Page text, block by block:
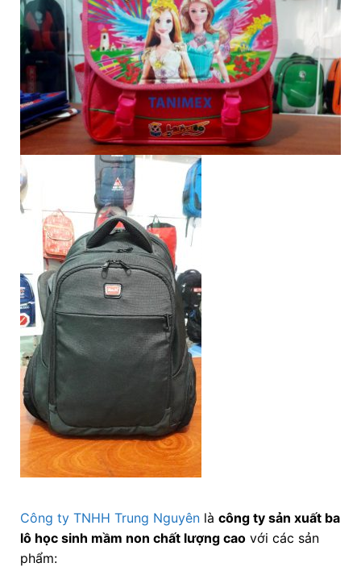
Công ty TNHH Trung Nguyênlà công ty sản xuất ba
lô học sinh mầm non chất lượng caovới các sản
phẩm: